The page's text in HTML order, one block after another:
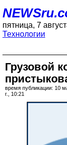
пятница, 7
Технологии
Грузовой
время публикации: 10
г., 10:21